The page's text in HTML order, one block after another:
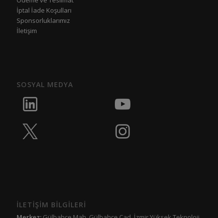
İptal İade Koşulları
Sponsorluklarımız
İletişim
SOSYAL MEDYA
İLETİŞİM BİLGİLERİ